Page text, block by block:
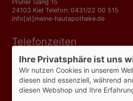
Prüner Gang 15
24103 Kiel Telefon: 0431/22 00 515
info[at]meine-hautapotheke.de
Telefonzeiten
Mo-Fr 09:00-18:00 Uhr
Informationen
Ihre Privatsphäre ist uns
Wir nutzen Cookies in unserem
diesen sind essenziell, während
diesen Webshop und Ihre